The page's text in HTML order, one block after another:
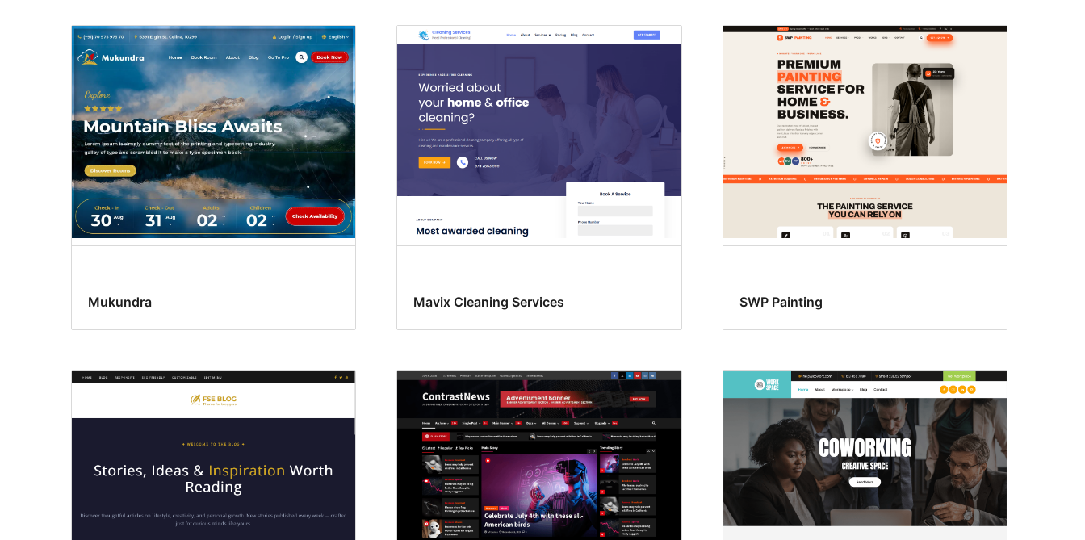
Mukundra Mavix Cleaning Services SWP Painting